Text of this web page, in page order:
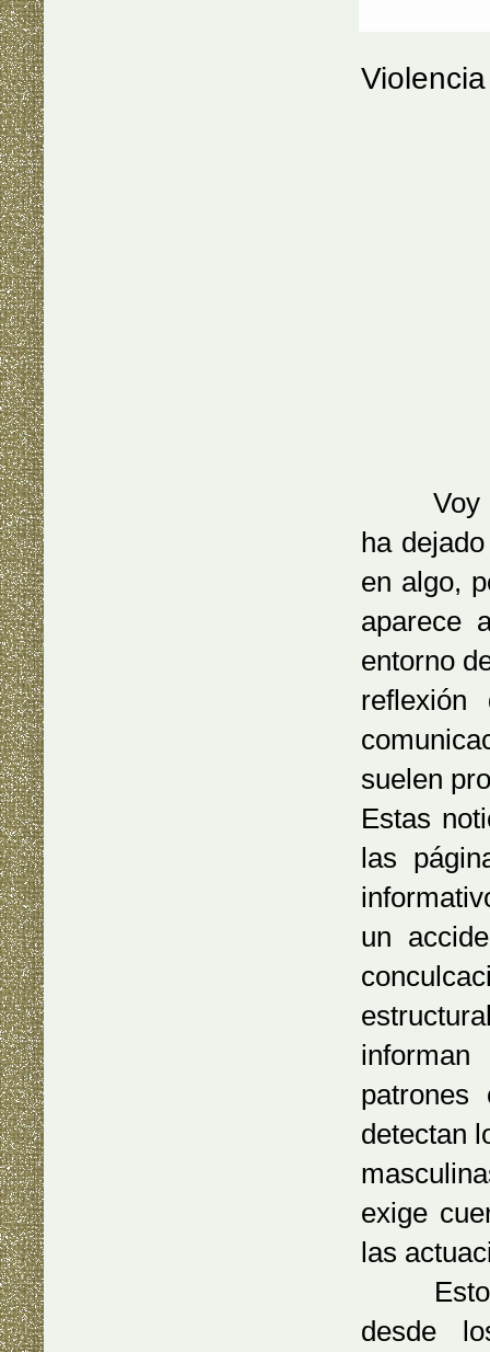
Voy a
ha
en algo,
aparece
entorno
suelen
Estas
las
un
patrones
detectan
exige
las
Estos
desde